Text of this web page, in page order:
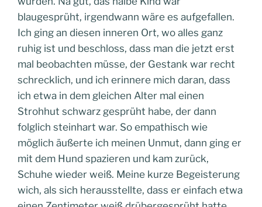
blaugesprüht, irgendwann wäre es aufgefallen.
Ich ging an diesen inneren Ort, wo alles ganz
ruhig ist und beschloss, dass man die jetzt erst
mal beobachten müsse, der Gestank war recht
schrecklich, und ich erinnere mich daran, dass
ich etwa in dem gleichen Alter mal einen
Strohhut schwarz gesprüht habe, der dann
folglich steinhart war. So empathisch wie
möglich äußerte ich meinen Unmut, dann ging er
mit dem Hund spazieren und kam zurück,
Schuhe wieder weiß. Meine kurze Begeisterung
wich, als sich herausstellte, dass er einfach etwa